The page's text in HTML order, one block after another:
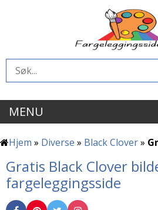
MENU
Hjem » Diverse » Black Clover»
Gratis Black Clover
fargeleggingsside